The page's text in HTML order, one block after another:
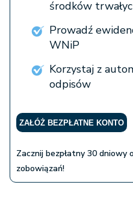
środków
Prowadź
WNiP
Korzystaj z
odpisów
ZAŁÓŻ BEZPŁATNE KONTO
Zacznij bezpłatny 30 dniowy
zobowiązań!